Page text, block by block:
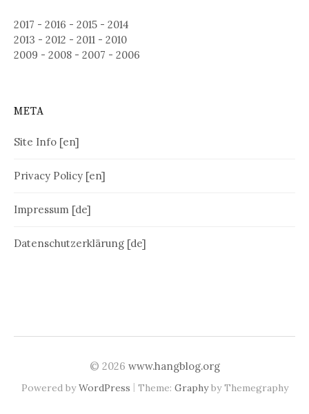
2017 - 2016 - 2015 - 2014
2013 - 2012 - 2011 - 2010
2009 - 2008 - 2007 - 2006
META
Site Info [en]
Privacy Policy [en]
Impressum [de]
Datenschutzerklärung [de]
© 2026 www.hangblog.org
Powered byWordPress | Theme: Graphyby Themegraphy